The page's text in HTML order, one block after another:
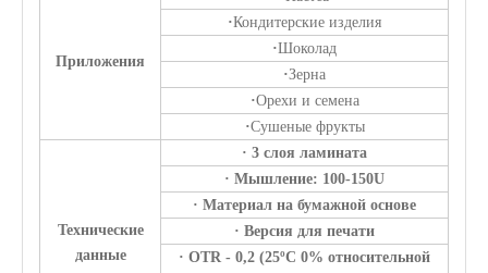
Приложения
·Кондитерские изделия
·Шоколад
·Зерна
·Орехи и семена
·Сушеные фрукты
Технические
данные
· 3 слоя ламината
· Мышление: 100-150U
· Материал на бумажной основе
· Версия для печати
· OTR - 0,2 (25ºC 0% относительной